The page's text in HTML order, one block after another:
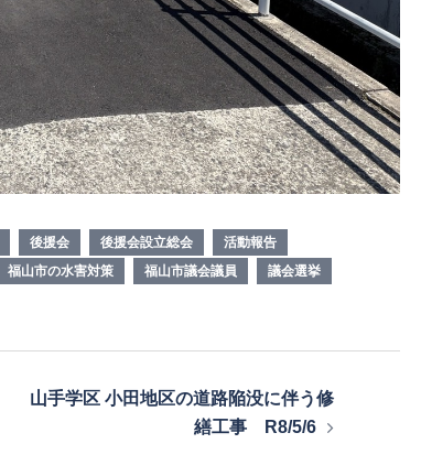
後援会 後援会設立総会
活動報告
福山市の水害対策 福山市議会議員 議会選挙
山手学区 小田地区の道路陥没に伴う修
繕工事 R8/5/6